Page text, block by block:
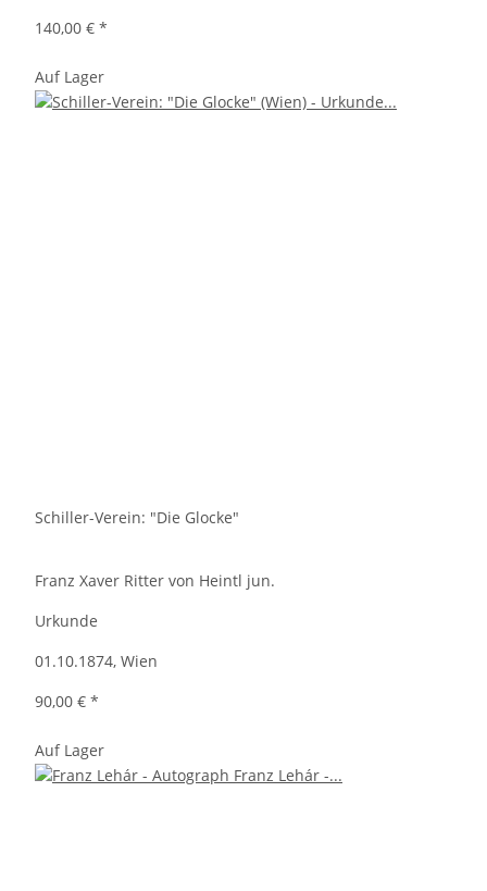
140,00 € *
Auf Lager
Schiller-Verein: "Die Glocke"
Franz Xaver Ritter von Heintl jun.
Urkunde
01.10.1874, Wien
90,00 € *
Auf Lager